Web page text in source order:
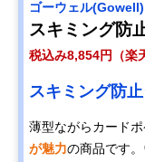
ゴーウェル(Gowell)
スキミング防
税込み8,854円（楽
スキミング防
薄型ながらカードポ
が魅力の商品です